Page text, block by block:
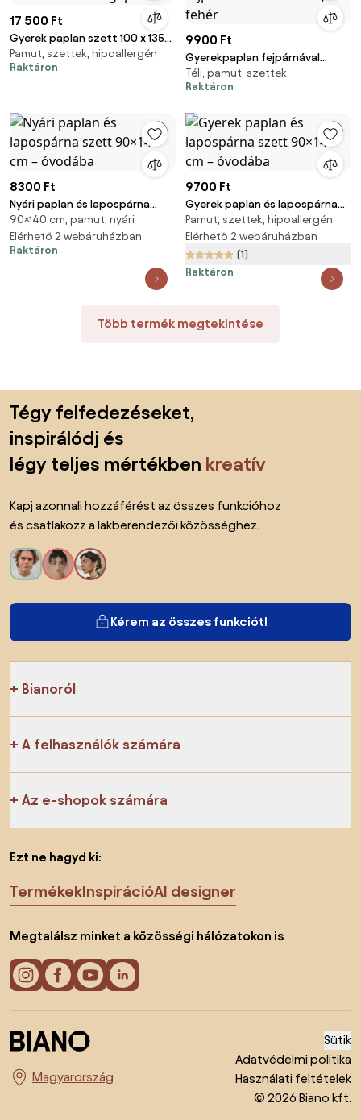
17 500 Ft
Gyerek paplan szett 100 x 135
cm munkagépek
Pamut, szettek, hipoallergén
Raktáron
9900 Ft
Gyerekpaplan fejpárnával
90x140 cm, fehér
Téli, pamut, szettek
Raktáron
8300 Ft
Nyári paplan és lapospárna
szett 90×140 cm – óvodába
90×140 cm, pamut, nyári
Elérhető 2 webáruházban
Raktáron
9700 Ft
Gyerek paplan és lapospárna
szett 90×140 cm – óvodába
Pamut, szettek, hipoallergén
Elérhető 2 webáruházban
(1)
Raktáron
Több termék megtekintése
Tégy felfedezéseket,
inspirálódj és
légy teljes mértékben kreatív
Kapj azonnali hozzáférést az összes funkcióhoz
és csatlakozz a lakberendezői közösséghez.
Kérem az összes funkciót!
Bianoról
A felhasználók számára
Az e-shopok számára
Ezt ne hagyd ki:
TermékekInspirációAI designer
Megtalálsz minket a közösségi hálózatokon is
Ország megváltoztatása
Sütik
Adatvédelmi politika
Használati feltételek
© 2026 Biano kft.